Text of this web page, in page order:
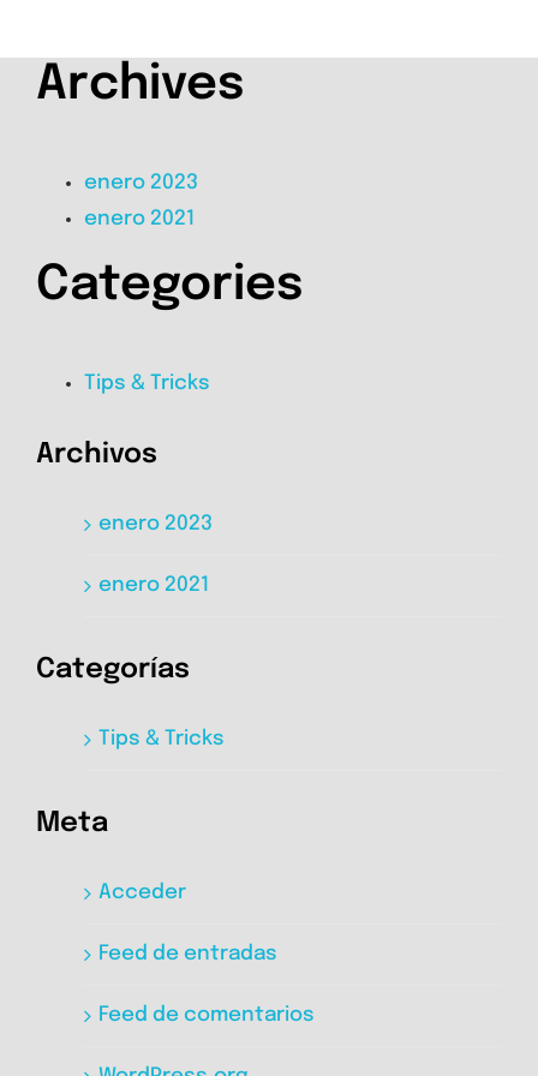
Archives
enero 2023
enero 2021
Categories
Tips & Tricks
Archivos
enero 2023
enero 2021
Categorías
Tips & Tricks
Meta
Acceder
Feed de entradas
Feed de comentarios